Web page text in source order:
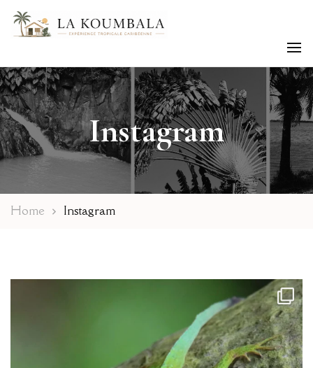
La Koumbala
Expérience tropicale Caribéenne
Instagram
Home Instagram